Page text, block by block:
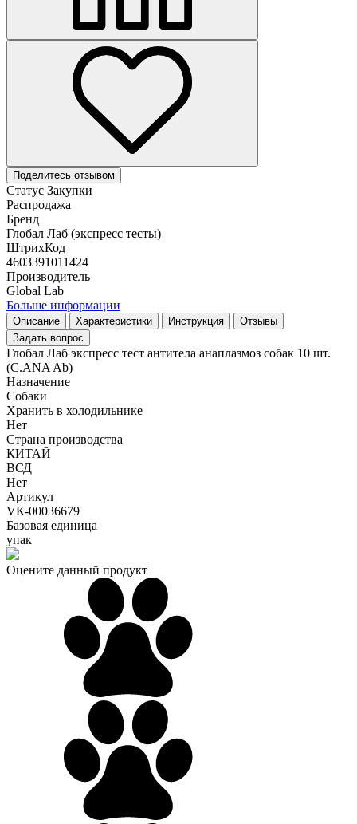
Поделитесь отзывом
Статус Закупки
Распродажа
Бренд
Глобал Лаб (экспресс тесты)
ШтрихКод
4603391011424
Производитель
Global Lab
Больше информации
Описание Характеристики Инструкция
Отзывы
Задать вопрос
Глобал Лаб экспресс тест антитела анаплазмоз собак 10 шт.
(C.ANA Ab)
Назначение
Собаки
Хранить в холодильнике
Нет
Страна производства
КИТАЙ
ВСД
Нет
Артикул
VК-00036679
Базовая единица
упак
Оцените данный продукт